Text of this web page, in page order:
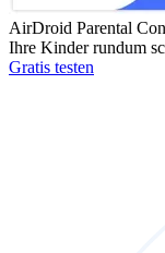
AirDroid Parental
Ihre Kinder rundum
Gratis testen